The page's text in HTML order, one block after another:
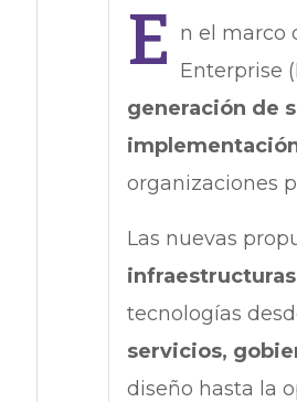
E n el marco
Enterprise
generación de
organizaciones
Las nuevas
tecnologías
servicios,
diseño hasta la